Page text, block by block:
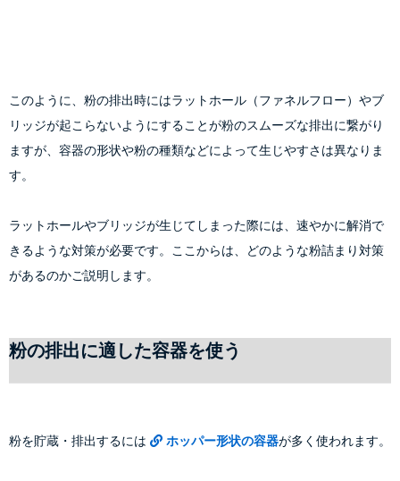
このように、粉の排出時にはラットホール（ファネルフロー）やブ
リッジが起こらないようにすることが粉のスムーズな排出に繋がり
ますが、容器の形状や粉の種類などによって生じやすさは異なりま
す。
ラットホールやブリッジが生じてしまった際には、速やかに解消で
きるような対策が必要です。ここからは、どのような粉詰まり対策
があるのかご説明します。
粉の排出に適した容器を使う
粉を貯蔵・排出するには ホッパー形状の容器が多く使われます。